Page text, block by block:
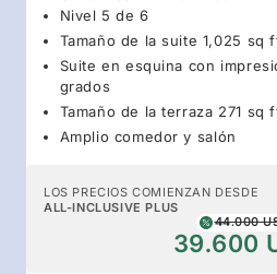
Nivel 5 de 6
Tamaño de la suite 1,025 sq
Suite en esquina con
grados
Tamaño de la terraza 271 sq
Amplio comedor y salón
LOS PRECIOS COMIENZAN DESDE
ALL-INCLUSIVE PLUS
44.000
39.600